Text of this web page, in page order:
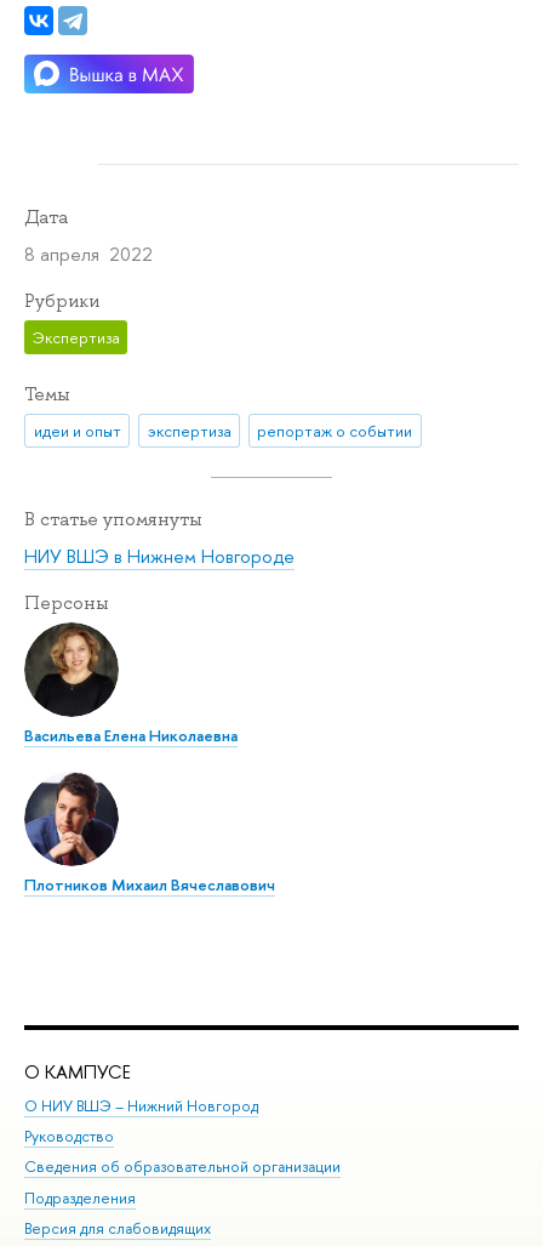
Дата
8 апреля 2022
Рубрики
Экспертиза
Темы
идеи и опыт экспертиза репортаж о событии
В статье упомянуты
НИУ ВШЭ в Нижнем Новгороде
Персоны
Васильева Елена Николаевна
Плотников Михаил Вячеславович
О КАМПУСЕ
О НИУ ВШЭ – Нижний Новгород
Руководство
Сведения об образовательной организации
Подразделения
Версия для слабовидящих